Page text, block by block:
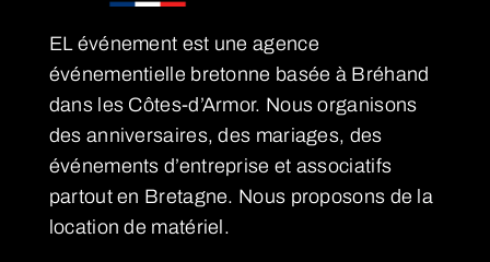
EL événement est une agence
événementielle bretonne basée à Bréhand
dans les Côtes-d’Armor. Nous organisons
des anniversaires, des mariages, des
événements d’entreprise et associatifs
partout en Bretagne. Nous proposons de la
location de matériel.